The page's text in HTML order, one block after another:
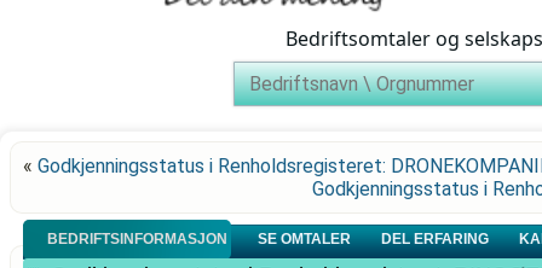
Bedriftsomtaler og
« Godkjenningsstatus i Renholdsregisteret:
Godkjenningsstatus i
BEDRIFTSINFORMASJON SE OMTALER DEL ERFARING